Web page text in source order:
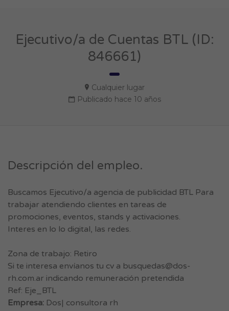
Ejecutivo/a de Cuentas BTL (ID:
846661)
Cualquier lugar
Publicado hace 10 años
Descripción del empleo.
Buscamos Ejecutivo/a agencia de publicidad BTL Para
trabajar atendiendo clientes en tareas de
promociones, eventos, stands y activaciones.
Interes en lo lo digital, las redes.
Zona de trabajo: Retiro
Si te interesa envíanos tu cv a busquedas@dos-
rh.com.ar indicando remuneración pretendida
Ref: Eje_BTL
Empresa: Dos| consultora rh